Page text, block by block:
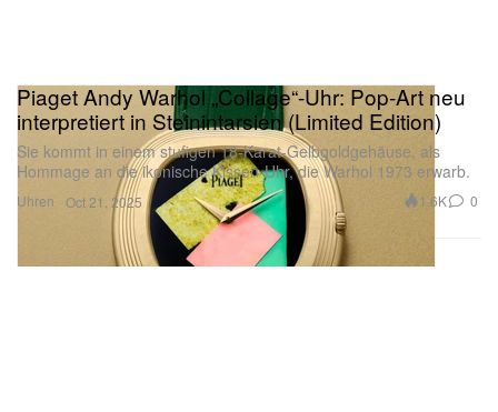
Uhren
Piaget Andy Warhol „Collage“-Uhr: Pop-Art neu
interpretiert in Steinintarsien (Limited Edition)
Sie kommt in einem stufigen 18-Karat-Gelbgoldgehäuse, als
Hommage an die ikonische Kissen-Uhr, die Warhol 1973 erwarb.
Oct 21, 2025 1.6K 0